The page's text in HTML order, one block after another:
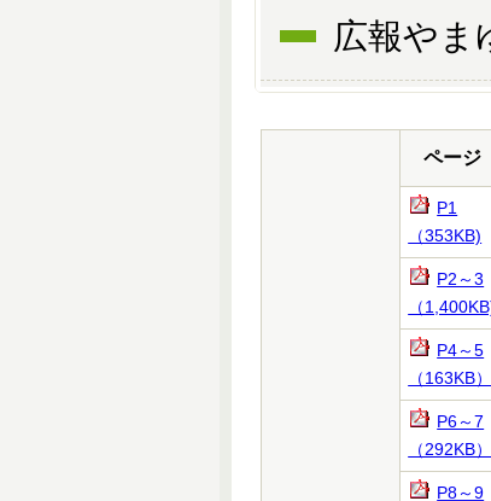
広報やま
ページ
P1
（353KB)
P2～3
（
P4～5
（163KB）
P6～7
（292KB）
P8～9